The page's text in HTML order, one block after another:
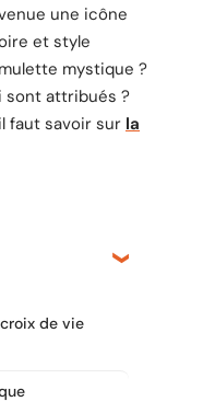
une icône
et style
mystique ?
sont attribués ?
faut savoir sur la
de vie